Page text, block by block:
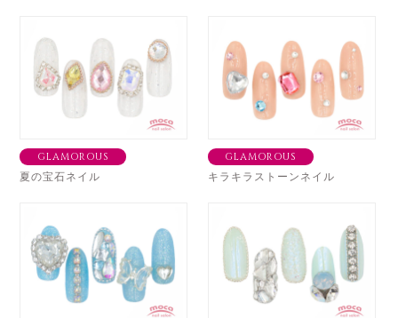
GLAMOROUS
夏の宝石ネイル
GLAMOROUS
キラキラストーンネイル